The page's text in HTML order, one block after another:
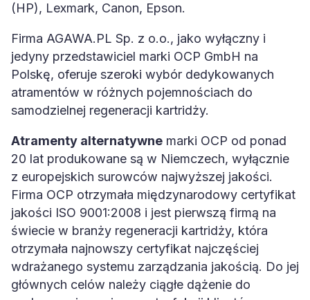
(HP), Lexmark, Canon, Epson.
Firma AGAWA.PL Sp. z o.o., jako wyłączny i
jedyny przedstawiciel marki OCP GmbH na
Polskę, oferuje szeroki wybór dedykowanych
atramentów w różnych pojemnościach do
samodzielnej regeneracji kartridży.
Atramenty alternatywne marki OCP od ponad
20 lat produkowane są w Niemczech, wyłącznie
z europejskich surowców najwyższej jakości.
Firma OCP otrzymała międzynarodowy certyfikat
jakości ISO 9001:2008 i jest pierwszą firmą na
świecie w branży regeneracji kartridży, która
otrzymała najnowszy certyfikat najczęściej
wdrażanego systemu zarządzania jakością. Do jej
głównych celów należy ciągłe dążenie do